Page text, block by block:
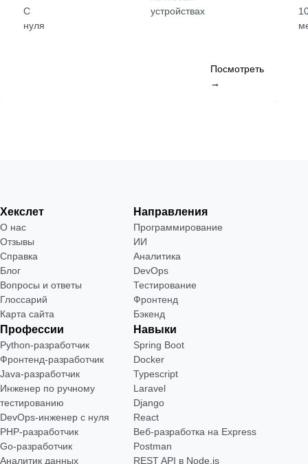
С
нуля
устройствах
Посмотреть
→
Хекслет
О нас
Отзывы
Справка
Блог
Вопросы и ответы
Глоссарий
Карта сайта
Направления
Программирование
ИИ
Аналитика
DevOps
Тестирование
Фронтенд
Бэкенд
Профессии
Python-разработчик
Фронтенд-разработчик
Java-разработчик
Инженер по ручному
тестированию
DevOps-инженер с нуля
РНР-разработчик
Go-разработчик
Аналитик данных
Навыки
Spring Boot
Docker
Typescript
Laravel
Django
React
Веб-разработка на Express
Postman
REST API в Node.js